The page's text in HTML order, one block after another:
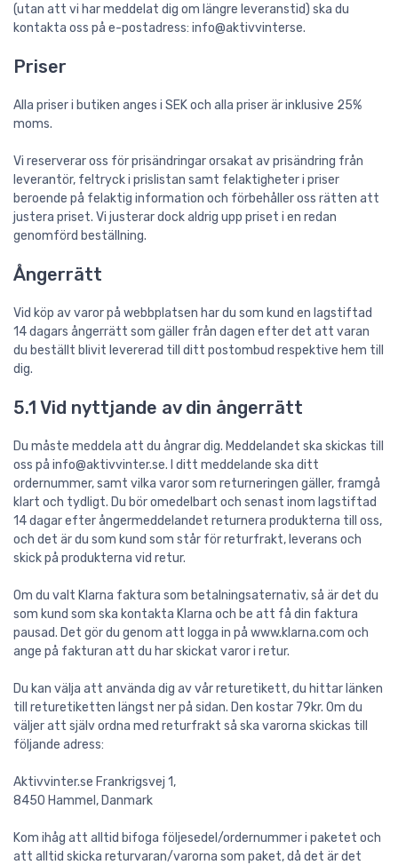
(utan att vi har meddelat dig om längre leveranstid) ska du
kontakta oss på e-postadress: info@aktivvinterse.
Priser
Alla priser i butiken anges i SEK och alla priser är inklusive 25%
moms.
Vi reserverar oss för prisändringar orsakat av prisändring från
leverantör, feltryck i prislistan samt felaktigheter i priser
beroende på felaktig information och förbehåller oss rätten att
justera priset. Vi justerar dock aldrig upp priset i en redan
genomförd beställning.
Ångerrätt
Vid köp av varor på webbplatsen har du som kund en lagstiftad
14 dagars ångerrätt som gäller från dagen efter det att varan
du beställt blivit levererad till ditt postombud respektive hem till
dig.
5.1 Vid nyttjande av din ångerrätt
Du måste meddela att du ångrar dig. Meddelandet ska skickas till
oss på info@aktivvinter.se. I ditt meddelande ska ditt
ordernummer, samt vilka varor som returneringen gäller, framgå
klart och tydligt. Du bör omedelbart och senast inom lagstiftad
14 dagar efter ångermeddelandet returnera produkterna till oss,
och det är du som kund som står för returfrakt, leverans och
skick på produkterna vid retur.
Om du valt Klarna faktura som betalningsaternativ, så är det du
som kund som ska kontakta Klarna och be att få din faktura
pausad. Det gör du genom att logga in på www.klarna.com och
ange på fakturan att du har skickat varor i retur.
Du kan välja att använda dig av vår returetikett, du hittar länken
till returetiketten längst ner på sidan. Den kostar 79kr. Om du
väljer att själv ordna med returfrakt så ska varorna skickas till
följande adress:
Aktivvinter.se Frankrigsvej 1,
8450 Hammel, Danmark
Kom ihåg att alltid bifoga följesedel/ordernummer i paketet och
att alltid skicka returvaran/varorna som paket, då det är det